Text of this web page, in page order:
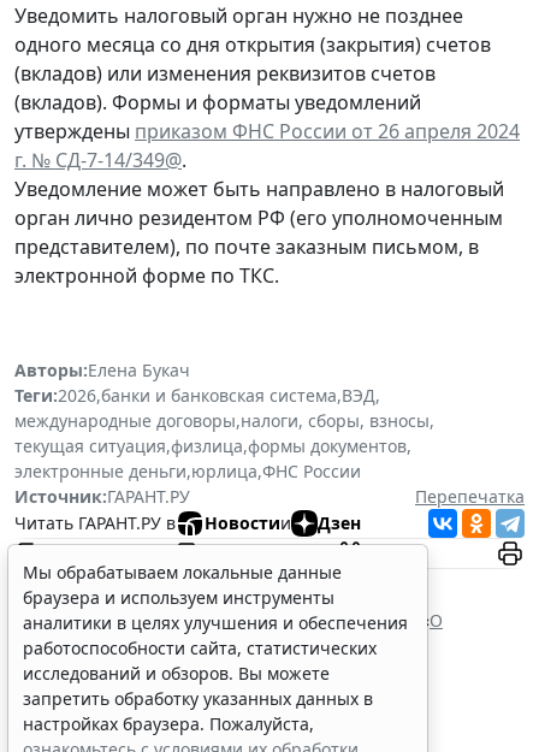
Уведомить налоговый орган нужно не позднее
одного месяца со дня открытия (закрытия) счетов
(вкладов) или изменения реквизитов счетов
(вкладов). Формы и форматы уведомлений
утверждены приказом ФНС России от 26 апреля 2024
г. № СД-7-14/349@.
Уведомление может быть направлено в налоговый
орган лично резидентом РФ (его уполномоченным
представителем), по почте заказным письмом, в
электронной форме по ТКС.
Авторы:Елена Букач
Теги:2026,банки и банковская система,ВЭД,
международные договоры,налоги, сборы, взносы,
текущая ситуация,физлица,формы документов,
электронные деньги,юрлица,ФНС России
Источник:ГАРАНТ.РУ
Перепечатка
Читать ГАРАНТ.РУ в
Новостии Дзен
Документы по теме:
Налоговый кодекс Российской Федерации
Федеральный закон от 10 декабря 2003 г. № 173 «О
валютном регулировании и валютном контроле
Читайте также:
Мы обрабатываем локальные данные
браузера и используем инструменты
аналитики в целях улучшения и обеспечения
работоспособности сайта, статистических
исследований и обзоров. Вы можете
запретить обработку указанных данных в
настройках браузера. Пожалуйста,